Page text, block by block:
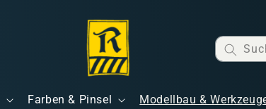
Farben & Pinsel Modellbau &